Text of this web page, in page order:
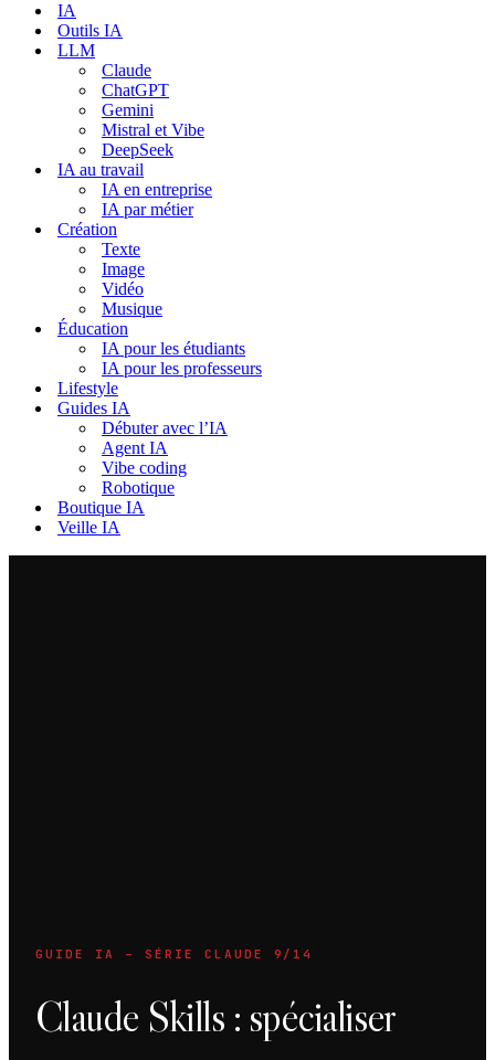
navigation
IA
Outils IA
LLM
Claude
ChatGPT
Gemini
Mistral et Vibe
DeepSeek
IA au travail
IA en entreprise
IA par métier
Création
Texte
Image
Vidéo
Musique
Éducation
IA pour les étudiants
IA pour les professeurs
Lifestyle
Guides IA
Débuter avec l’IA
Agent IA
Vibe coding
Robotique
Boutique IA
Veille IA
GUIDE IA – SÉRIE CLAUDE 9/14
Claude Skills : spécialiser